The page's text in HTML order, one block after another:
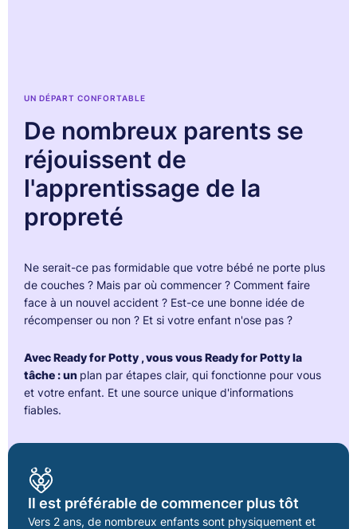
UN DÉPART CONFORTABLE
De nombreux parents se
réjouissent de
l'apprentissage de la
propreté
Ne serait-ce pas formidable que votre bébé ne porte plus
de couches ? Mais par où commencer ? Comment faire
face à un nouvel accident ? Est-ce une bonne idée de
récompenser ou non ? Et si votre enfant n'ose pas ?
Avec Ready for Potty , vous vous Ready for Potty la
tâche : un plan par étapes clair, qui fonctionne pour vous
et votre enfant. Et une source unique d'informations
fiables.
Il est préférable de commencer plus tôt
Vers 2 ans, de nombreux enfants sont physiquement et